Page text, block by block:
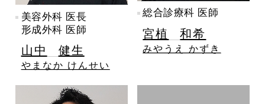
美容外科 医長
形成外科 医師
山中 健生
やまなか けんせい
総合診療科 医師
宮植 和希
みやうえ かずき